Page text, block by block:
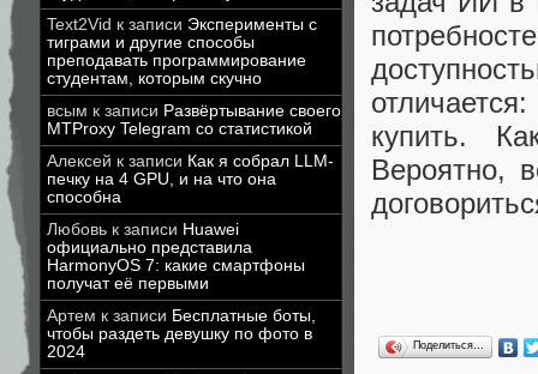
Text2Vid к записи Эксперименты с
тиграми и другие способы
преподавать программирование
студентам, которым скучно
всым к записи Развёртывание своего
MTProxy Telegram со статистикой
Алексей к записи Как я собрал LLM-
печку на 4 GPU, и на что она
способна
Любовь к записи Huawei
официально представила
HarmonyOS 7: какие смартфоны
получат её первыми
Артем к записи Бесплатные боты,
чтобы раздеть девушку по фото в
2024
купить.
Вероятно,
Поделиться…